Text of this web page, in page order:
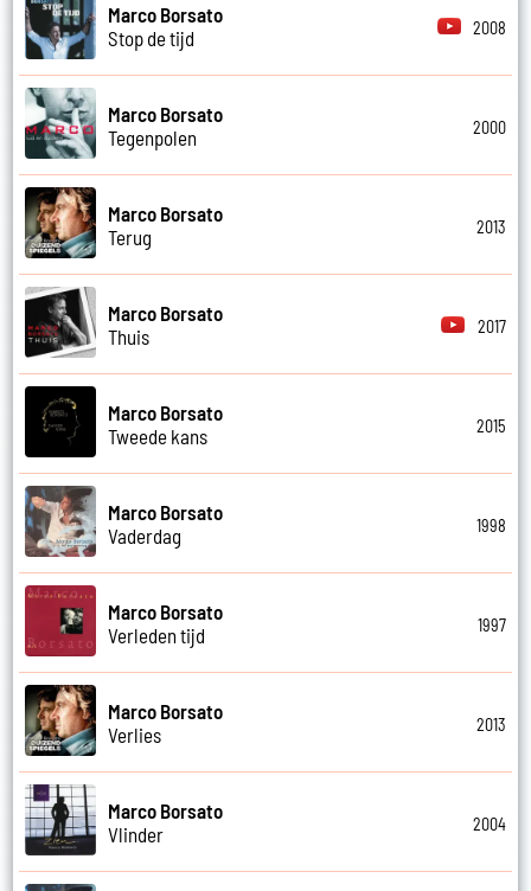
Marco Borsato
Stop de tijd
2008
Marco Borsato
Tegenpolen
2000
Marco Borsato
Terug
2013
Marco Borsato
Thuis
2017
Marco Borsato
Tweede kans
2015
Marco Borsato
Vaderdag
1998
Marco Borsato
Verleden tijd
1997
Marco Borsato
Verlies
2013
Marco Borsato
Vlinder
2004